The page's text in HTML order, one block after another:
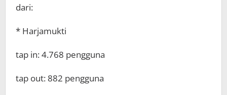
dari:
* Harjamukti
tap in: 4.768 pengguna
tap out: 882 pengguna